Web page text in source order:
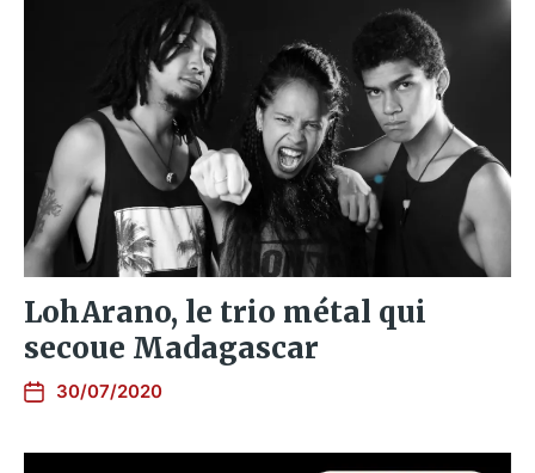
LohArano, le trio métal qui
secoue Madagascar
30/07/2020